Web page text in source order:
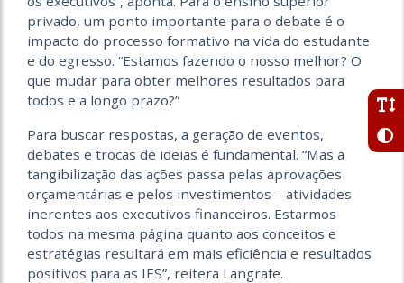
privado, um ponto importante para o debate é o
impacto do processo formativo na vida do estudante
e do egresso. “Estamos fazendo o nosso melhor? O
que mudar para obter melhores resultados para
todos e a longo prazo?”
Para buscar respostas, a geração de eventos,
debates e trocas de ideias é fundamental. “Mas a
tangibilização das ações passa pelas aprovações
orçamentárias e pelos investimentos – atividades
inerentes aos executivos financeiros. Estarmos
todos na mesma página quanto aos conceitos e
estratégias resultará em mais eficiência e resultados
positivos para as IES”, reitera Langrafe.